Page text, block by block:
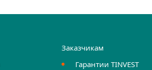
Заказчикам
Гарантии TINVEST